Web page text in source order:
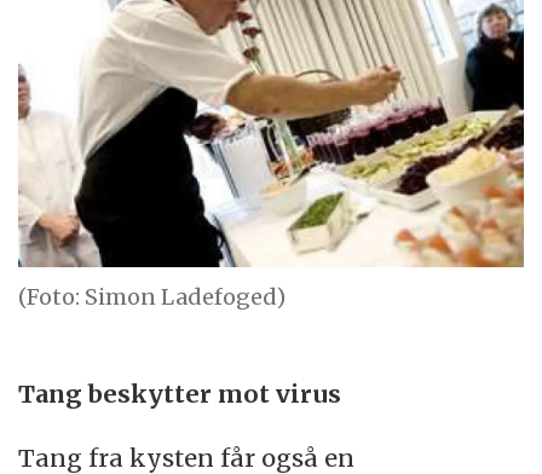
(Foto: Simon Ladefoged)
Tang beskytter mot virus
Tang fra kysten får også en